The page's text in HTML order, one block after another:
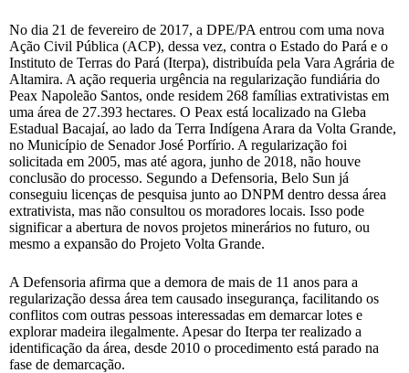
No dia 21 de fevereiro de 2017, a DPE/PA entrou com uma nova
Ação Civil Pública (ACP), dessa vez, contra o Estado do Pará e o
Instituto de Terras do Pará (Iterpa), distribuída pela Vara Agrária de
Altamira. A ação requeria urgência na regularização fundiária do
Peax Napoleão Santos, onde residem 268 famílias extrativistas em
uma área de 27.393 hectares. O Peax está localizado na Gleba
Estadual Bacajaí, ao lado da Terra Indígena Arara da Volta Grande,
no Município de Senador José Porfírio. A regularização foi
solicitada em 2005, mas até agora, junho de 2018, não houve
conclusão do processo. Segundo a Defensoria, Belo Sun já
conseguiu licenças de pesquisa junto ao DNPM dentro dessa área
extrativista, mas não consultou os moradores locais. Isso pode
significar a abertura de novos projetos minerários no futuro, ou
mesmo a expansão do Projeto Volta Grande.
A Defensoria afirma que a demora de mais de 11 anos para a
regularização dessa área tem causado insegurança, facilitando os
conflitos com outras pessoas interessadas em demarcar lotes e
explorar madeira ilegalmente. Apesar do Iterpa ter realizado a
identificação da área, desde 2010 o procedimento está parado na
fase de demarcação.